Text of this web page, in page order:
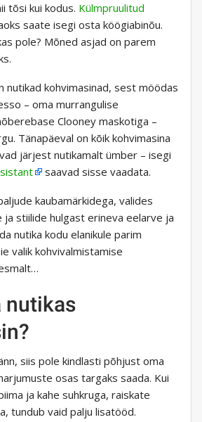
tõsi kui kodus. Külmpruulitud
saate isegi osta köögiabinõu.
pole? Mõned asjad on parem
nutikad kohvimasinad, sest möödas
– oma murrangulise
Clooney maskotiga –
Tänapäeval on kõik kohvimasina
järjest nutikamalt ümber – isegi
saavad sisse vaadata.
kaubamärkidega, valides
stiilide hulgast erineva eelarve ja
nutika kodu elanikule parim
valik kohvivalmistamise
nutikas
siis pole kindlasti põhjust oma
osas targaks saada. Kui
ja kahe suhkruga, raiskate
tundub vaid palju lisatööd.